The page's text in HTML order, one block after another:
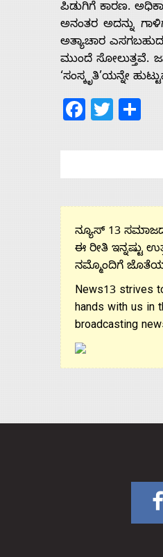
ಪಿಡುಗಿಗೆ ಕಾರಣ.
ಅನಂತರ ಅದನ್ನು
ಅತ್ಯಾಚಾರ
ಮುಂದೆ ಸೋಲುತ್ತವೆ.
‘ಸಂಸ್ಕೃತಿ’ಯನ್ನೇ
Facebook
ನ್ಯೂಸ್ 13 ಸಮಾಜದ
ಈ ರೀತಿ ಇನ್ನಷ್ಟು
ನಮ್ಮೊಂದಿಗೆ
News13 strives
hands with us in
broadcasting